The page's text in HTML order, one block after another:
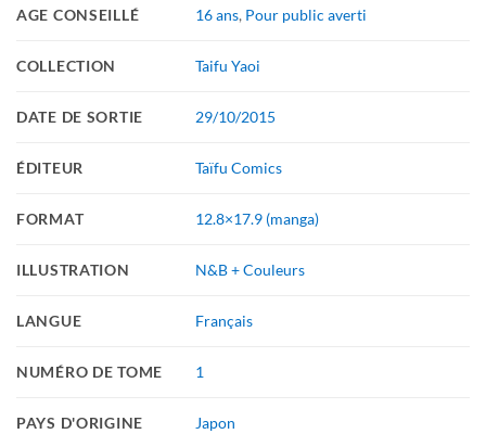
AGE CONSEILLÉ 16 ans, Pour public averti
COLLECTION Taifu Yaoi
DATE DE SORTIE 29/10/2015
ÉDITEUR Taïfu Comics
FORMAT 12.8×17.9 (manga)
ILLUSTRATION N&B + Couleurs
LANGUE Français
NUMÉRO DE TOME 1
PAYS D'ORIGINE Japon